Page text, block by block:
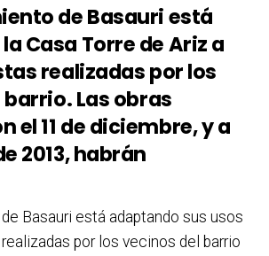
de Basauri está
Casa Torre de Ariz a
realizadas por los
Las obras
el 11 de diciembre, y a
2013, habrán
Basauri está adaptando sus usos
por los vecinos del barrio